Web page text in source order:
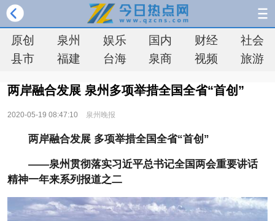
原创 泉州 娱乐 国内 财经
社会
县市
福建 台海 泉商 视频 旅游
两岸融合发展 泉州多项举措全国全省“首创”
2020-05-19 08:47:10 泉州晚报
两岸融合发展 多项举措全国全省“首创”
——泉州贯彻落实习近平总书记全国两会重要讲话
精神一年来系列报道之二